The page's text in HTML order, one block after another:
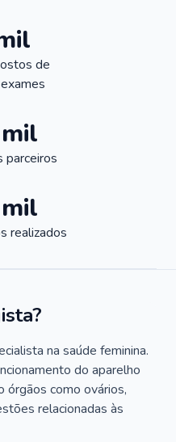
de
parceiros
realizados
na saúde feminina.
do aparelho
órgãos como ovários,
relacionadas às